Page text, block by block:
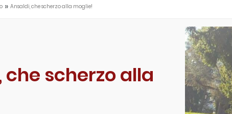
» Ansaldi, che scherzo alla moglie!
che scherzo alla